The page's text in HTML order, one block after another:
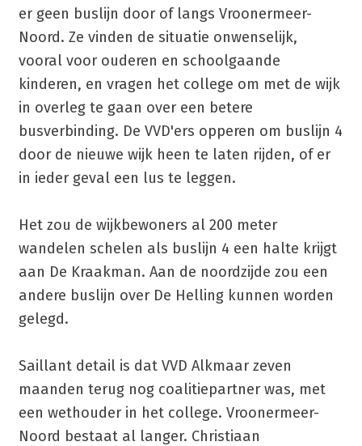
er geen buslijn door of langs Vroonermeer-
Noord. Ze vinden de situatie onwenselijk,
vooral voor ouderen en schoolgaande
kinderen, en vragen het college om met de wijk
in overleg te gaan over een betere
busverbinding. De VVD'ers opperen om buslijn 4
door de nieuwe wijk heen te laten rijden, of er
in ieder geval een lus te leggen.
Het zou de wijkbewoners al 200 meter
wandelen schelen als buslijn 4 een halte krijgt
aan De Kraakman. Aan de noordzijde zou een
andere buslijn over De Helling kunnen worden
gelegd.
Saillant detail is dat VVD Alkmaar zeven
maanden terug nog coalitiepartner was, met
een wethouder in het college. Vroonermeer-
Noord bestaat al langer. Christiaan